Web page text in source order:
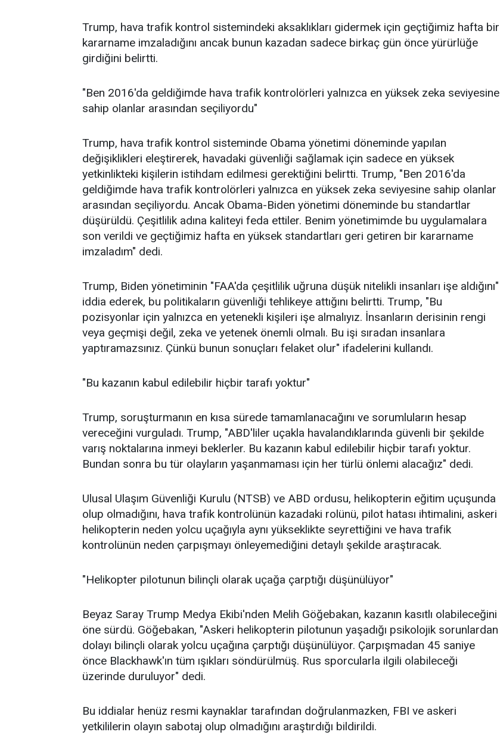
Trump, hava trafik kontrol sistemindeki aksaklıkları gidermek için geçtiğimiz hafta bir
kararname imzaladığını ancak bunun kazadan sadece birkaç gün önce yürürlüğe
girdiğini belirtti.
"Ben 2016'da geldiğimde hava trafik kontrolörleri yalnızca en yüksek zeka seviyesine
sahip olanlar arasından seçiliyordu"
Trump, hava trafik kontrol sisteminde Obama yönetimi döneminde yapılan
değişiklikleri eleştirerek, havadaki güvenliği sağlamak için sadece en yüksek
yetkinlikteki kişilerin istihdam edilmesi gerektiğini belirtti. Trump, "Ben 2016'da
geldiğimde hava trafik kontrolörleri yalnızca en yüksek zeka seviyesine sahip olanlar
arasından seçiliyordu. Ancak Obama-Biden yönetimi döneminde bu standartlar
düşürüldü. Çeşitlilik adına kaliteyi feda ettiler. Benim yönetimimde bu uygulamalara
son verildi ve geçtiğimiz hafta en yüksek standartları geri getiren bir kararname
imzaladım" dedi.
Trump, Biden yönetiminin "FAA'da çeşitlilik uğruna düşük nitelikli insanları işe aldığını"
iddia ederek, bu politikaların güvenliği tehlikeye attığını belirtti. Trump, "Bu
pozisyonlar için yalnızca en yetenekli kişileri işe almalıyız. İnsanların derisinin rengi
veya geçmişi değil, zeka ve yetenek önemli olmalı. Bu işi sıradan insanlara
yaptıramazsınız. Çünkü bunun sonuçları felaket olur" ifadelerini kullandı.
"Bu kazanın kabul edilebilir hiçbir tarafı yoktur"
Trump, soruşturmanın en kısa sürede tamamlanacağını ve sorumluların hesap
vereceğini vurguladı. Trump, "ABD'liler uçakla havalandıklarında güvenli bir şekilde
varış noktalarına inmeyi beklerler. Bu kazanın kabul edilebilir hiçbir tarafı yoktur.
Bundan sonra bu tür olayların yaşanmaması için her türlü önlemi alacağız" dedi.
Ulusal Ulaşım Güvenliği Kurulu (NTSB) ve ABD ordusu, helikopterin eğitim uçuşunda
olup olmadığını, hava trafik kontrolünün kazadaki rolünü, pilot hatası ihtimalini, askeri
helikopterin neden yolcu uçağıyla aynı yükseklikte seyrettiğini ve hava trafik
kontrolünün neden çarpışmayı önleyemediğini detaylı şekilde araştıracak.
"Helikopter pilotunun bilinçli olarak uçağa çarptığı düşünülüyor"
Beyaz Saray Trump Medya Ekibi'nden Melih Göğebakan, kazanın kasıtlı olabileceğini
öne sürdü. Göğebakan, "Askeri helikopterin pilotunun yaşadığı psikolojik sorunlardan
dolayı bilinçli olarak yolcu uçağına çarptığı düşünülüyor. Çarpışmadan 45 saniye
önce Blackhawk'ın tüm ışıkları söndürülmüş. Rus sporcularla ilgili olabileceği
üzerinde duruluyor" dedi.
Bu iddialar henüz resmi kaynaklar tarafından doğrulanmazken, FBI ve askeri
yetkililerin olayın sabotaj olup olmadığını araştırdığı bildirildi.